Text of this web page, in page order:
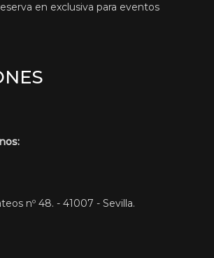
en exclusiva para eventos
nº 48. - 41007 - Sevilla.